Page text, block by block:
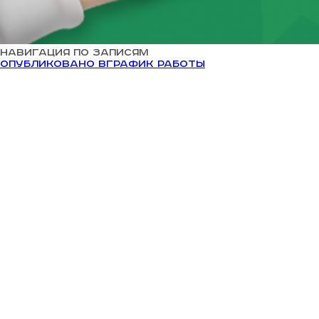
Навигация по записям
Опубликовано вГрафик работы